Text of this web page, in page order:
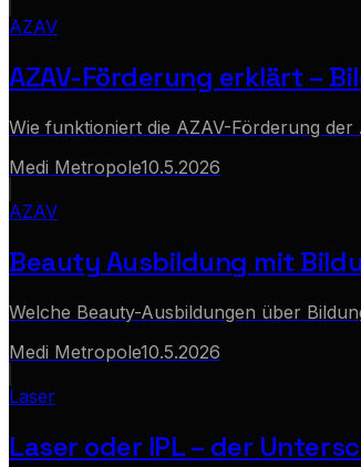
AZAV
AZAV-Förderung erklärt –
Wie funktioniert die AZAV-Förderung
Medi Metropole10.5.2026
AZAV
Beauty Ausbildung mit
Welche Beauty-Ausbildungen über
Medi Metropole10.5.2026
Laser
Laser oder IPL – der